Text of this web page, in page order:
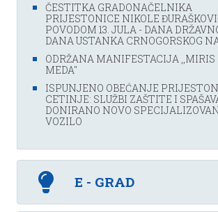
ČESTITKA GRADONAČELNIKA
PRIJESTONICE NIKOLE
POVODOM 13. JULA - DANA
DANA USTANKA CRNOGORSKOG
ODRŽANA MANIFESTACIJA ,,MIRIS
MEDA''
ISPUNJENO OBEĆANJE
CETINJE: SLUŽBI ZAŠTITE I
DONIRANO NOVO
VOZILO
E - GRAD